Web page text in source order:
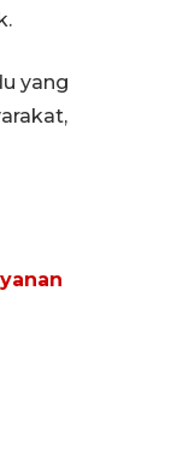
yang